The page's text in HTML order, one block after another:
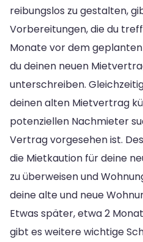
reibungslos zu gestalten,
Vorbereitungen, die du
Monate vor dem
du deinen neuen
unterschreiben.
deinen alten Mietvertrag
potenziellen Nachmieter
Vertrag vorgesehen ist.
die Mietkaution für deine
zu überweisen und
deine alte und neue
Etwas später, etwa 2
gibt es weitere wichtige